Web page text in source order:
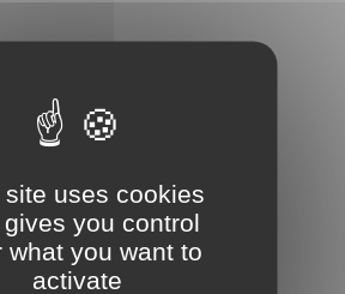
PRONOTE
site uses cookies
gives you control
what you want to
activate